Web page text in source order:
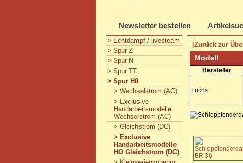
Newsletter bestellen
> Echtdampf / livesteam
> Spur Z
> Spur N
> Spur TT
> Spur H0
> Wechselstrom (AC)
> Exclusive
Handarbeitsmodelle
Wechselstrom (AC)
> Gleichstrom (DC)
> Exclusive
Handarbeitsmodelle
HO Gleichstrom (DC)
[Zurück zur
Modell
Hersteller
Fuchs